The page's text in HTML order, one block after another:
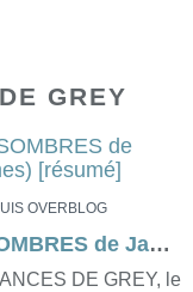
GREY
OVERBLOG
CINQUANTE NUANCES PLUS SOMBRES de James Foley (d'à-peu-près EL James) [résumé]
DE GREY, le